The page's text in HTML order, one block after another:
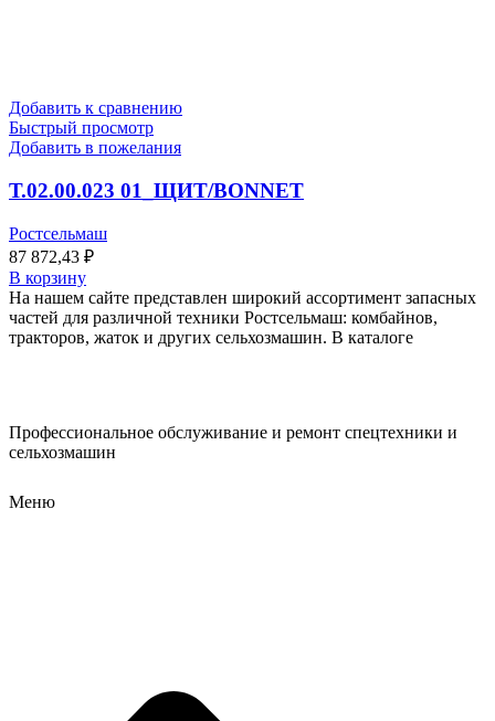
Добавить к сравнению
Быстрый просмотр
Добавить в пожелания
Т.02.00.023 01_ЩИТ/BONNET
Ростсельмаш
87 872,43 ₽
В корзину
На нашем сайте представлен широкий ассортимент запасных
частей для различной техники Ростсельмаш: комбайнов,
тракторов, жаток и других сельхозмашин. В каталоге
Профессиональное обслуживание и ремонт спецтехники и
сельхозмашин
Меню